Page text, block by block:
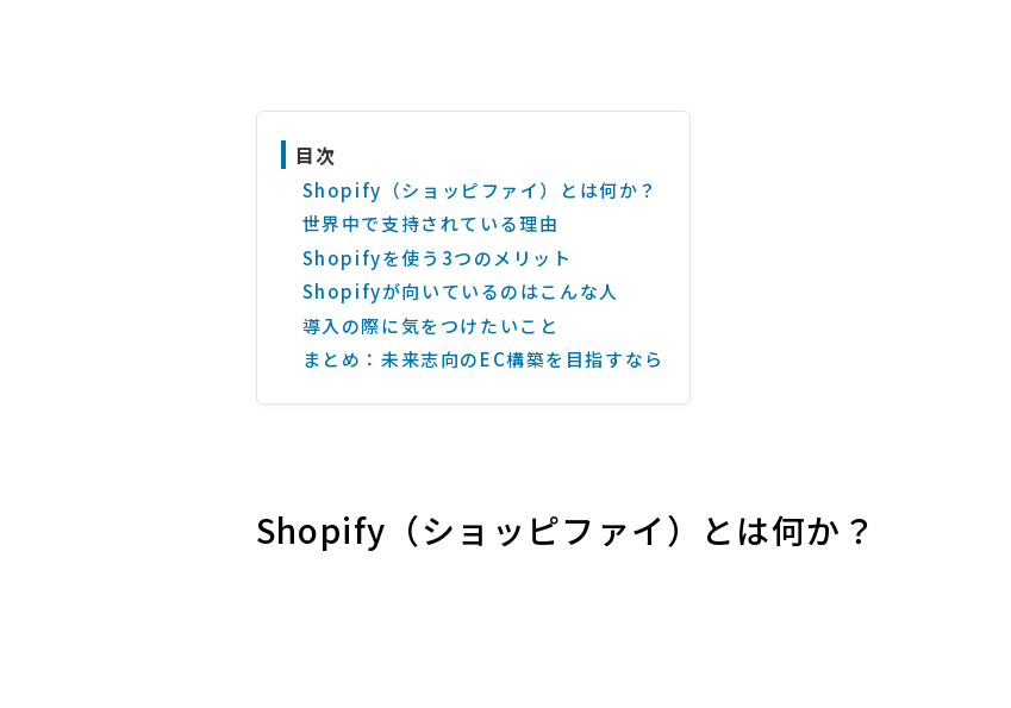
目次
Shopify（ショッピファイ）とは何か？
世界中で支持されている理由
Shopifyを使う3つのメリット
Shopifyが向いているのはこんな人
導入の際に気をつけたいこと
まとめ：未来志向のEC構築を目指すなら
Shopify（ショッピファイ）とは何か？